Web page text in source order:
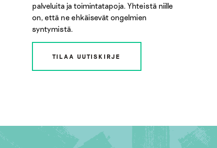
palveluita ja toimintatapoja. Yhteistä niille
on, että ne ehkäisevät ongelmien
syntymistä.
TILAA UUTISKIRJE